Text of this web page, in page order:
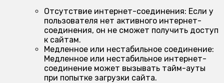
Отсутствие интернет-соединения: Если у
пользователя нет активного интернет-
соединения, он не сможет получить доступ
к сайтам.
Медленное или нестабильное соединение:
Медленное или нестабильное интернет-
соединение может вызывать тайм-ауты
при попытке загрузки сайта.